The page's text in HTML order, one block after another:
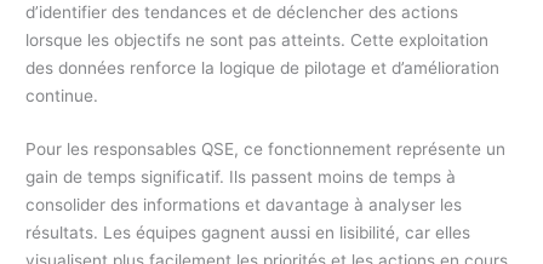
d’identifier des tendances et de déclencher des actions
lorsque les objectifs ne sont pas atteints. Cette exploitation
des données renforce la logique de pilotage et d’amélioration
continue.
Pour les responsables QSE, ce fonctionnement représente un
gain de temps significatif. Ils passent moins de temps à
consolider des informations et davantage à analyser les
résultats. Les équipes gagnent aussi en lisibilité, car elles